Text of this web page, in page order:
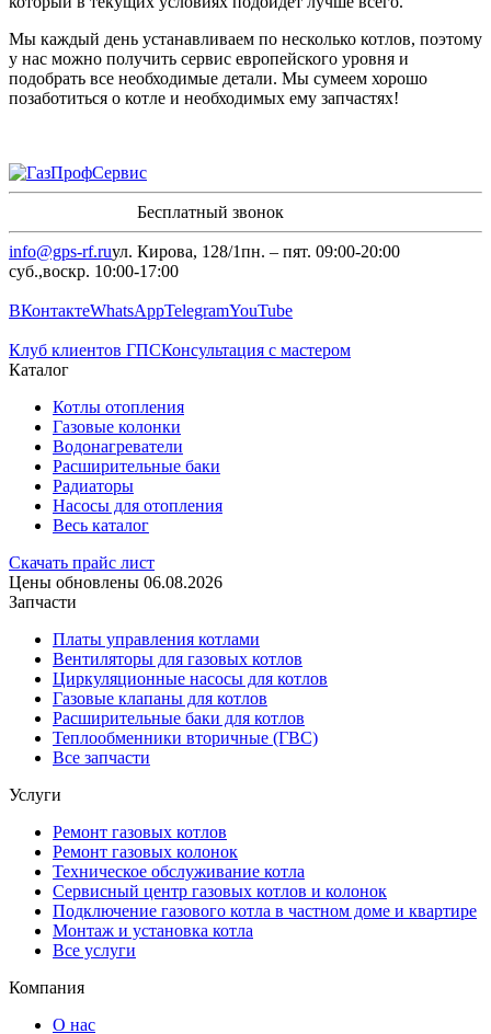
Мы каждый день устанавливаем по несколько котлов, поэтому
у нас можно получить сервис европейского уровня и
подобрать все необходимые детали. Мы сумеем хорошо
позаботиться о котле и необходимых ему запчастях!
Бесплатный звонок
info@gps-rf.ruул. Кирова, 128/1пн. – пят. 09:00-20:00
суб.,воскр. 10:00-17:00
ВКонтактеWhatsAppTelegramYouTube
Клуб клиентов ГПСКонсультация с мастером
Каталог
Котлы отопления
Газовые колонки
Водонагреватели
Расширительные баки
Радиаторы
Насосы для отопления
Весь каталог
Скачать прайс лист
Цены обновлены 06.08.2026
Запчасти
Платы управления котлами
Вентиляторы для газовых котлов
Циркуляционные насосы для котлов
Газовые клапаны для котлов
Расширительные баки для котлов
Теплообменники вторичные (ГВС)
Все запчасти
Услуги
Ремонт газовых котлов
Ремонт газовых колонок
Техническое обслуживание котла
Сервисный центр газовых котлов и колонок
Подключение газового котла в частном доме и квартире
Монтаж и установка котла
Все услуги
Компания
О нас